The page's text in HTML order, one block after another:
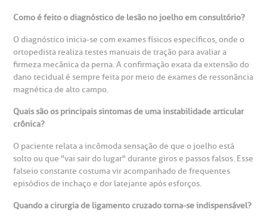
Como é feito o diagnóstico de lesão no joelho em consultório?
O diagnóstico inicia-se com exames físicos específicos, onde o
ortopedista realiza testes manuais de tração para avaliar a
firmeza mecânica da perna. A confirmação exata da extensão do
dano tecidual é sempre feita por meio de exames de ressonância
magnética de alto campo.
Quais são os principais sintomas de uma instabilidade articular
crônica?
O paciente relata a incômoda sensação de que o joelho está
solto ou que "vai sair do lugar" durante giros e passos falsos. Esse
falseio constante costuma vir acompanhado de frequentes
episódios de inchaço e dor latejante após esforços.
Quando a cirurgia de ligamento cruzado torna-se indispensável?